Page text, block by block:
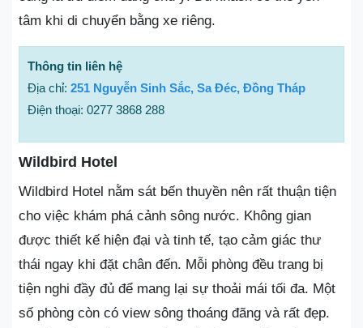
tâm khi di chuyển bằng xe riêng.
Thông tin liên hệ
Địa chỉ: 251 Nguyễn Sinh Sắc, Sa Đéc, Đồng Tháp
Điện thoại: 0277 3868 288
Wildbird Hotel
Wildbird Hotel nằm sát bến thuyền nên rất thuận tiện
cho việc khám phá cảnh sông nước. Không gian
được thiết kế hiện đại và tinh tế, tạo cảm giác thư
thái ngay khi đặt chân đến. Mỗi phòng đều trang bị
tiện nghi đầy đủ để mang lại sự thoải mái tối đa. Một
số phòng còn có view sông thoáng đãng và rất đẹp.